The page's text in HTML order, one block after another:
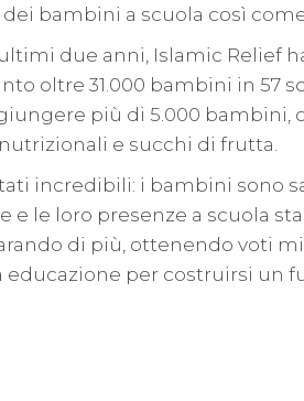
bambini a scuola così
due anni, Islamic Relief
oltre 31.000 bambini in 57
più di 5.000
e succhi di frutta.
incredibili: i bambini sono
e le loro presenze a scuola
di più, ottenendo voti
educazione per costruirsi un